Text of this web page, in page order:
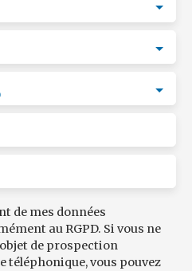
de mes données
au RGPD. Si vous ne
de prospection
téléphonique, vous pouvez